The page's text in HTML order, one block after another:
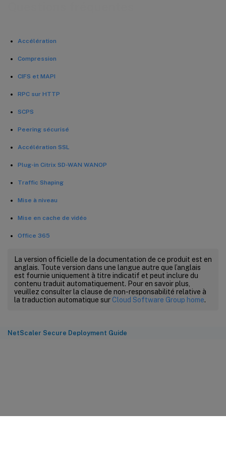
Accélération
Compression
CIFS et MAPI
RPC sur HTTP
SCPS
Peering sécurisé
Accélération SSL
Plug-in Citrix SD-WAN WANOP
Traffic Shaping
Mise à niveau
Mise en cache de vidéo
Office 365
La version officielle de la documentation de ce produit est en
anglais. Toute version dans une langue autre que l’anglais
est fournie uniquement à titre indicatif et peut inclure du
contenu traduit automatiquement. Pour en savoir plus,
veuillez consulter la clause de non-responsabilité relative à
la traduction automatique sur Cloud Software Group home.
NetScaler Secure Deployment Guide